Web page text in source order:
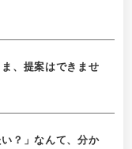
、提案はできませ
い？」なんて、分か